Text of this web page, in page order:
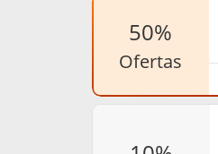
50%
ofertas